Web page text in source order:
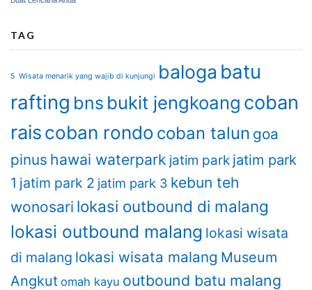
TAG
5 Wisata menarik yang wajib di kunjungi baloga batu
rafting bns bukit jengkoang coban
raiscoban rondo coban talun goa
pinus hawai waterpark jatim park jatim park
1 jatim park 2 jatim park 3 kebun teh
wonosari lokasi outbound di malang
lokasi outbound malang lokasi wisata
di malang lokasi wisata malang Museum
Angkut omah kayu outbound batu malang